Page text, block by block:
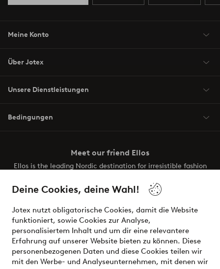
Deine Cookies, deine Wahl!
Jotex nutzt obligatorische Cookies, damit die Website
funktioniert, sowie Cookies zur Analyse,
personalisiertem Inhalt und um dir eine relevantere
Erfahrung auf unserer Website bieten zu können. Diese
personenbezogenen Daten und diese Cookies teilen wir
mit den Werbe- und Analyseunternehmen, mit denen wir
Meine Konto
Über Jotex
Unsere Dienstleistungen
Bedingungen
Meet our friend Ellos
Ellos is the leading Nordic destination for irresistible fashion
the latest trends, curated to make finding your next look
effortless. It’s all here.
Visit Ellos